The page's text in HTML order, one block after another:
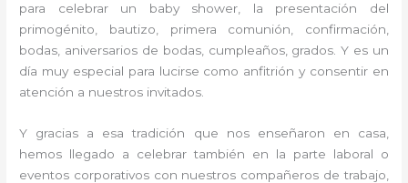
para celebrar un baby shower, la presentación del
primogénito, bautizo, primera comunión, confirmación,
bodas, aniversarios de bodas, cumpleaños, grados. Y es un
día muy especial para lucirse como anfitrión y consentir en
atención a nuestros invitados.
Y gracias a esa tradición que nos enseñaron en casa,
hemos llegado a celebrar también en la parte laboral o
eventos corporativos con nuestros compañeros de trabajo,